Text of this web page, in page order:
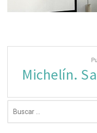
entradas
Michelín.